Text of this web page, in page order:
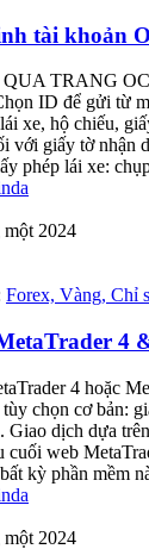
tài khoản
TRANG
ID để gửi từ
xe, hộ chiếu,
với giấy tờ nhận
phép lái xe:
một 2024
Forex, Vàng, Chỉ
4
4 hoặc
chọn cơ bản:
Giao dịch dựa
cuối web
kỳ phần mềm
một 2024